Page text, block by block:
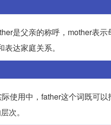
是父亲的称呼，mother表示
达家庭关系。
使用中，father这个词既可
次。